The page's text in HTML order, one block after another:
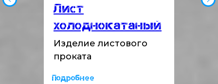
Лист
холоднокатаный
Изделие листового
проката
Подробнее